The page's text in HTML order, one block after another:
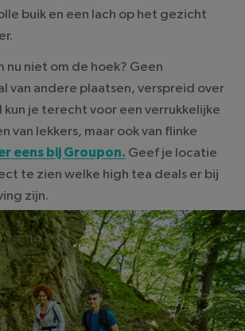
buik en een lach op het gezicht
nu niet om de hoek? Geen
van andere plaatsen, verspreid over
je terecht voor een verrukkelijke
van lekkers, maar ook van flinke
eens bij Groupon. Geef je locatie
te zien welke high tea deals er bij
zijn.